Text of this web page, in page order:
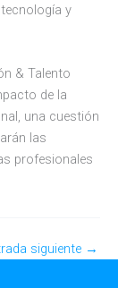
y
& Talento
de la
una cuestión
las
profesionales
siguiente →